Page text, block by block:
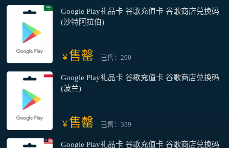
Google Play礼品卡 谷歌充值卡 谷歌商店兑换码
(沙特阿拉伯)
￥ 售罄 已售：200
Google Play礼品卡 谷歌充值卡 谷歌商店兑换码
(波兰)
￥ 售罄 已售：359
Google Play礼品卡 谷歌充值卡 谷歌商店兑换码